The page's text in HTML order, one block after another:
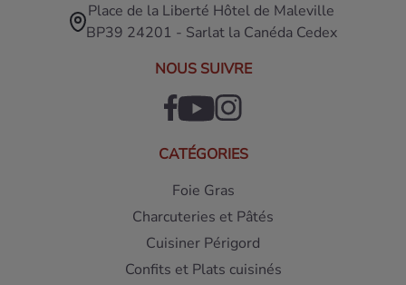
Place de la Liberté Hôtel de Maleville
BP39 24201 - Sarlat la Canéda Cedex
NOUS SUIVRE
CATÉGORIES
Foie Gras
Charcuteries et Pâtés
Cuisiner Périgord
Confits et Plats cuisinés